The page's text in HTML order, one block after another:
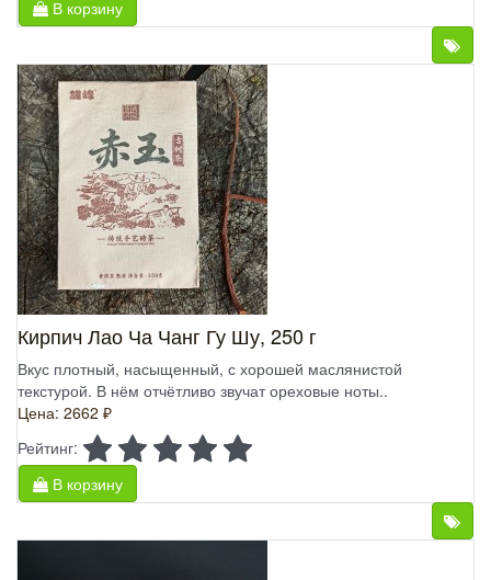
В корзину
Кирпич Лао Ча Чанг Гу Шу, 250 г
Вкус плотный, насыщенный, с хорошей маслянистой
текстурой. В нём отчётливо звучат ореховые ноты..
Цена: 2662 ₽
Рейтинг:
В корзину